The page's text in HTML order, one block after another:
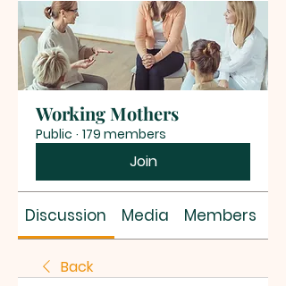
Working Mothers
Public · 179 members
Join
Discussion Media Members
Back